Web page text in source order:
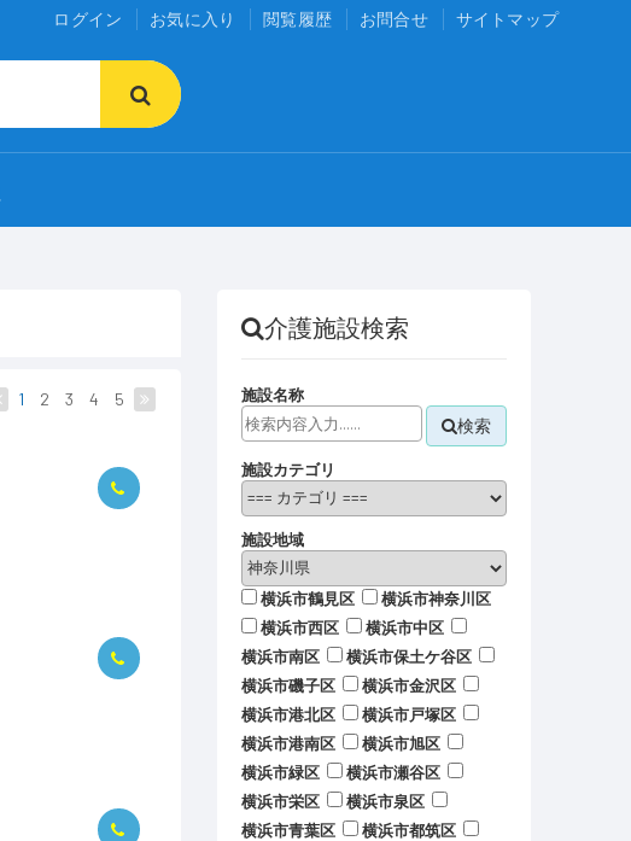
ログイン お気に入り 閲覧履歴 お問合せ サイトマップ
1 2 3 4 5
介護施設検索
施設名称
検索
施設カテゴリ
施設地域
横浜市鶴見区
横浜市神奈川区
横浜市西区
横浜市中区
横浜市南区
横浜市保土ケ谷区
横浜市磯子区
横浜市金沢区
横浜市港北区
横浜市戸塚区
横浜市港南区
横浜市旭区
横浜市緑区
横浜市瀬谷区
横浜市栄区
横浜市泉区
横浜市青葉区
横浜市都筑区